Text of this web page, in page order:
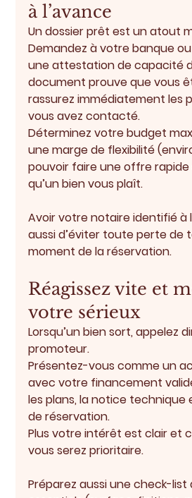
à l’avance
Un dossier prêt est un atout
Demandez à votre banque
une attestation de capacité
document prouve que vous
rassurez immédiatement les
vous avez contacté.
Déterminez votre budget
une marge de flexibilité
pouvoir faire une offre rapide
qu’un bien vous plaît.
Avoir votre notaire identifié à
aussi d’éviter toute perte de
moment de la réservation.
Réagissez vite et
votre sérieux
Lorsqu’un bien sort, appelez
promoteur.
Présentez-vous comme un
avec votre financement
les plans, la notice technique
de réservation.
Plus votre intérêt est clair et
vous serez prioritaire.
Préparez aussi une check-list